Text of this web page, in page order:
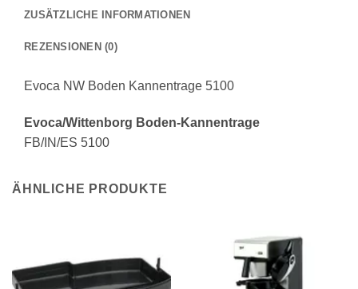
ZUSÄTZLICHE INFORMATIONEN
REZENSIONEN (0)
Evoca NW Boden Kannentrage 5100
Evoca/Wittenborg Boden-Kannentrage
FB/IN/ES 5100
ÄHNLICHE PRODUKTE